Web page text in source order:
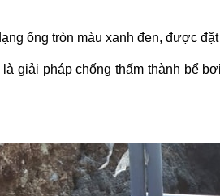
ống tròn màu xanh đen, được
giải pháp chống thấm thành bể